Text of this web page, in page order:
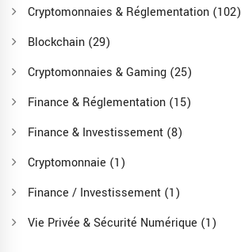
Cryptomonnaies & Réglementation (102)
Blockchain (29)
Cryptomonnaies & Gaming (25)
Finance & Réglementation (15)
Finance & Investissement (8)
Cryptomonnaie (1)
Finance / Investissement (1)
Vie Privée & Sécurité Numérique (1)